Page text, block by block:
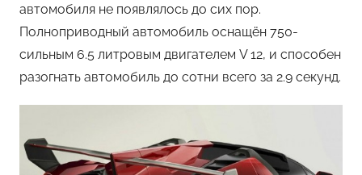
автомобиля не появлялось до сих пор.
Полноприводный автомобиль оснащён 750-
сильным 6.5 литровым двигателем V 12, и способен
разогнать автомобиль до сотни всего за 2.9 секунд.